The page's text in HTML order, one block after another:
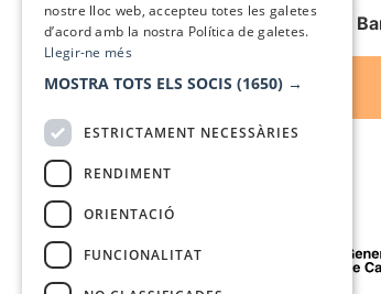
Vull rebre la newsletter de Teatre
Amb el suport de
nostre lloc web, accepteu totes les galetes
d’acord amb la nostra Política de galetes.
Llegir-ne més
MOSTRA TOTS ELS SOCIS (1650) →
ESTRICTAMENT NECESSÀRIES
RENDIMENT
ORIENTACIÓ
FUNCIONALITAT